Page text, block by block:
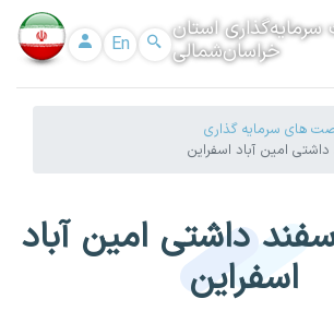
استان
خراسان‌شمالی En
های سرمایه گذاری
امین آباد اسفراین
داشتی امین آباد
اسفراین